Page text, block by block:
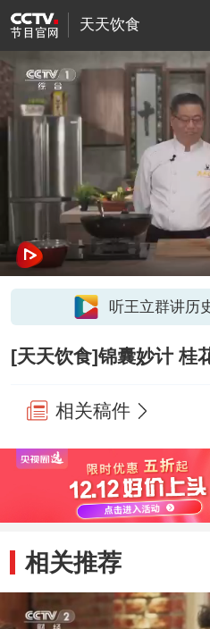
天天饮食
听王立群讲历
[天天饮食]锦囊妙计 桂
相关稿件
相关推荐